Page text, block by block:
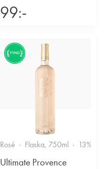
99:-
11.5% Friskt & Bärigt
FYND
Rosé Flaska, 750ml 13%
Ultimate Provence